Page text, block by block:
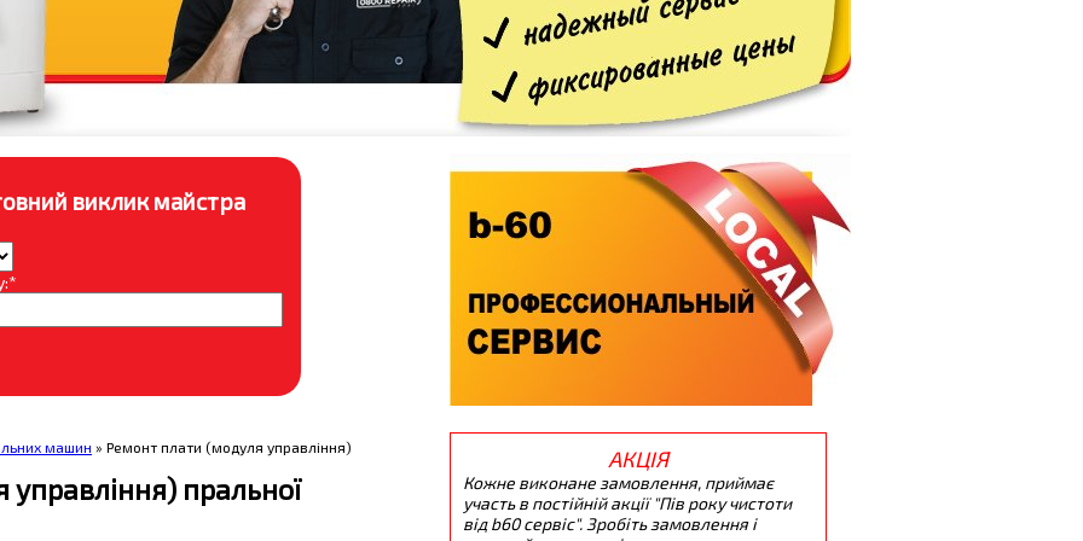
АКЦІЯ
Кожне виконане замовлення, приймає
участь в постійній акції "Пів року чистоти
від b60 сервіс". Зробіть замовлення і
виклик майстра
машин » Ремонт плати (модуля управління)
пральної